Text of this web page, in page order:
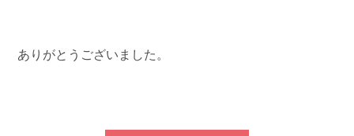
ありがとうございました。